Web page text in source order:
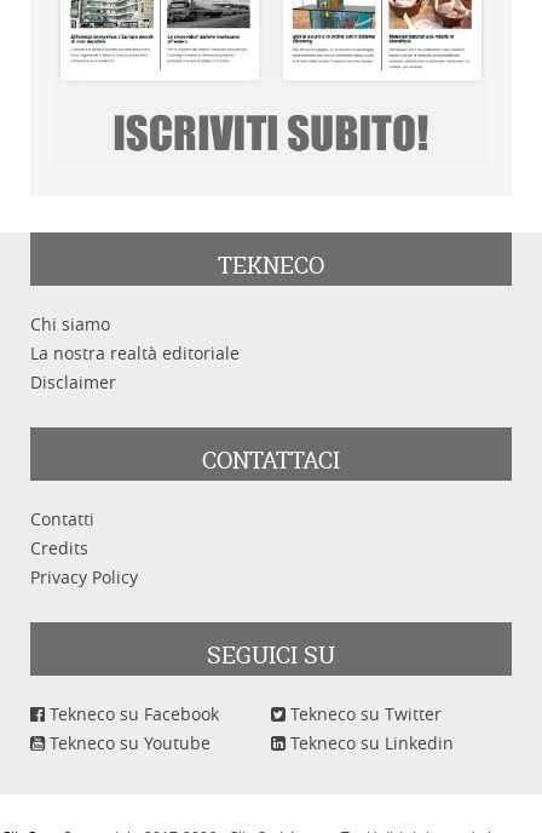
TEKNECO
Chi siamo
La nostra realtà editoriale
Disclaimer
CONTATTACI
Contatti
Credits
Privacy Policy
SEGUICI SU
Tekneco su Facebook
Tekneco su Twitter
Tekneco su Youtube
Tekneco su Linkedin